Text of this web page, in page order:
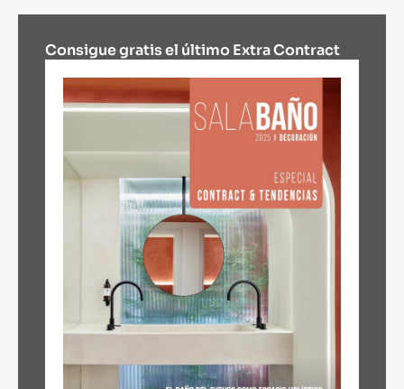
Consigue gratis el último Extra Contract